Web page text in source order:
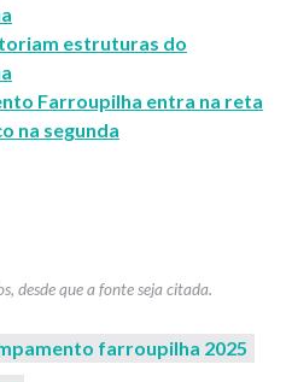
estruturas do
Farroupilha entra na reta
na segunda
farroupilha 2025